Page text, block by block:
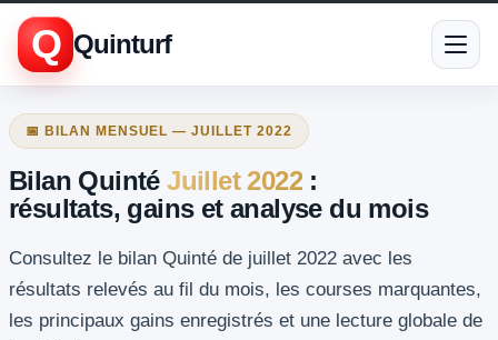
Q Quinturf
📅 BILAN MENSUEL — JUILLET 2022
Bilan QuintéJuillet 2022 :
résultats, gains et analyse du mois
Consultez le bilan Quinté de juillet 2022 avec les
résultats relevés au fil du mois, les courses marquantes,
les principaux gains enregistrés et une lecture globale de